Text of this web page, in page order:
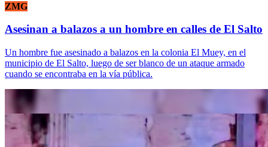
ZMG
Asesinan a balazos a un hombre en calles de El Salto
Un hombre fue asesinado a balazos en la colonia El Muey, en el
municipio de El Salto, luego de ser blanco de un ataque armado
cuando se encontraba en la vía pública.